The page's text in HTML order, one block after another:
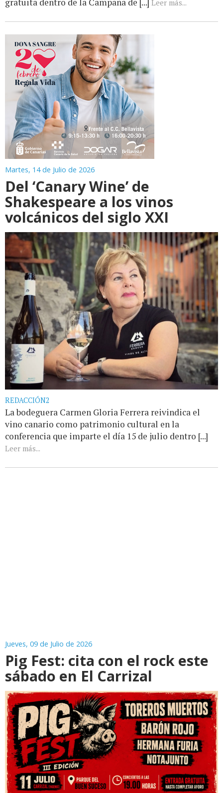
Leer más...
Martes, 14 de Julio de 2026
Del ‘Canary Wine’ de
Shakespeare a los vinos
volcánicos del siglo XXI
REDACCIÓN2
La bodeguera Carmen Gloria Ferrera reivindica el
vino canario como patrimonio cultural en la
conferencia que imparte el día 15 de julio dentro [...]
Leer más...
Jueves, 09 de Julio de 2026
Pig Fest: cita con el rock este
sábado en El Carrizal